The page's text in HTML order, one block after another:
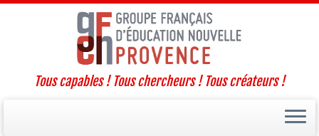
Tous capables ! Tous chercheurs ! Tous créateurs !